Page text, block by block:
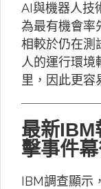
AI與機器人技
為最有機會率
相較於仍在測
人的運行環境
里，因此更容
最新IBM
擊事件
IBM調查顯示